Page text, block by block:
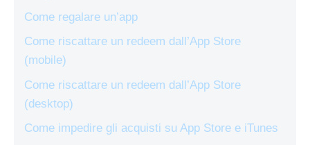
Come regalare un’app
Come riscattare un redeem dall’App Store
(mobile)
Come riscattare un redeem dall’App Store
(desktop)
Come impedire gli acquisti su App Store e iTunes